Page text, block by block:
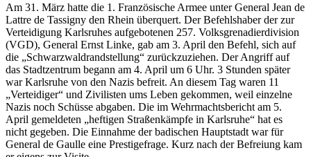
Am 31. März hatte die 1. Französische Armee unter General Jean de
Lattre de Tassigny den Rhein überquert. Der Befehlshaber der zur
Verteidigung Karlsruhes aufgebotenen 257. Volksgrenadierdivision
(VGD), General Ernst Linke, gab am 3. April den Befehl, sich auf
die „Schwarzwaldrandstellung“ zurückzuziehen. Der Angriff auf
das Stadtzentrum begann am 4. April um 6 Uhr. 3 Stunden später
war Karlsruhe von den Nazis befreit. An diesem Tag waren 11
„Verteidiger“ und Zivilisten ums Leben gekommen, weil einzelne
Nazis noch Schüsse abgaben. Die im Wehrmachtsbericht am 5.
April gemeldeten „heftigen Straßenkämpfe in Karlsruhe“ hat es
nicht gegeben. Die Einnahme der badischen Hauptstadt war für
General de Gaulle eine Prestigefrage. Kurz nach der Befreiung kam